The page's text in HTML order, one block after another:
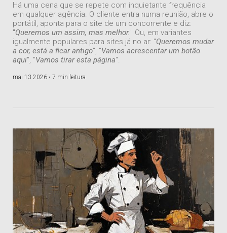
Há uma cena que se repete com inquietante frequência
em qualquer agência. O cliente entra numa reunião, abre o
portátil, aponta para o site de um concorrente e diz:
"Queremos um assim, mas melhor." Ou, em variantes
igualmente populares para sites já no ar: "Queremos mudar
a cor, está a ficar antigo", "Vamos acrescentar um botão
aqui", "Vamos tirar esta página".
mai 13 2026 • 7 min leitura